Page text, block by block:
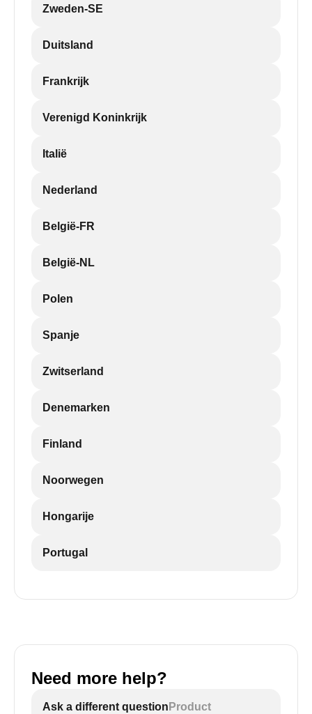
Zweden-SE
Duitsland
Frankrijk
Verenigd Koninkrijk
Italië
Nederland
België-FR
België-NL
Polen
Spanje
Zwitserland
Denemarken
Finland
Noorwegen
Hongarije
Portugal
Need more help?
Ask a different question Product